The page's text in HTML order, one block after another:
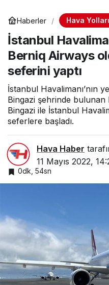
Haberler Hava Yolları
İstanbul
Berniq Airways
seferini yaptı
İstanbul Havalimanı’nın
Bingazi şehrinde
Bingazi ile İstanbul
seferlere başladı.
Hava Haber
11 Mayıs 2022,
0dk, 54sn